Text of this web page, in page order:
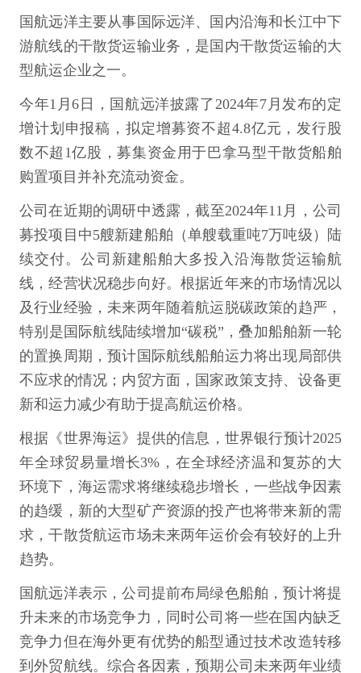
国航远洋主要从事国际远洋、国内沿海和长江中下
游航线的干散货运输业务，是国内干散货运输的大
型航运企业之一。
今年1月6日，国航远洋披露了2024年7月发布的定
增计划申报稿，拟定增募资不超4.8亿元，发行股
数不超1亿股，募集资金用于巴拿马型干散货船舶
购置项目并补充流动资金。
公司在近期的调研中透露，截至2024年11月，公司
募投项目中5艘新建船舶（单艘载重吨7万吨级）陆
续交付。公司新建船舶大多投入沿海散货运输航
线，经营状况稳步向好。根据近年来的市场情况以
及行业经验，未来两年随着航运脱碳政策的趋严，
特别是国际航线陆续增加“碳税”，叠加船舶新一轮
的置换周期，预计国际航线船舶运力将出现局部供
不应求的情况；内贸方面，国家政策支持、设备更
新和运力减少有助于提高航运价格。
根据《世界海运》提供的信息，世界银行预计2025
年全球贸易量增长3%，在全球经济温和复苏的大
环境下，海运需求将继续稳步增长，一些战争因素
的趋缓，新的大型矿产资源的投产也将带来新的需
求，干散货航运市场未来两年运价会有较好的上升
趋势。
国航远洋表示，公司提前布局绿色船舶，预计将提
升未来的市场竞争力，同时公司将一些在国内缺乏
竞争力但在海外更有优势的船型通过技术改造转移
到外贸航线。综合各因素，预期公司未来两年业绩